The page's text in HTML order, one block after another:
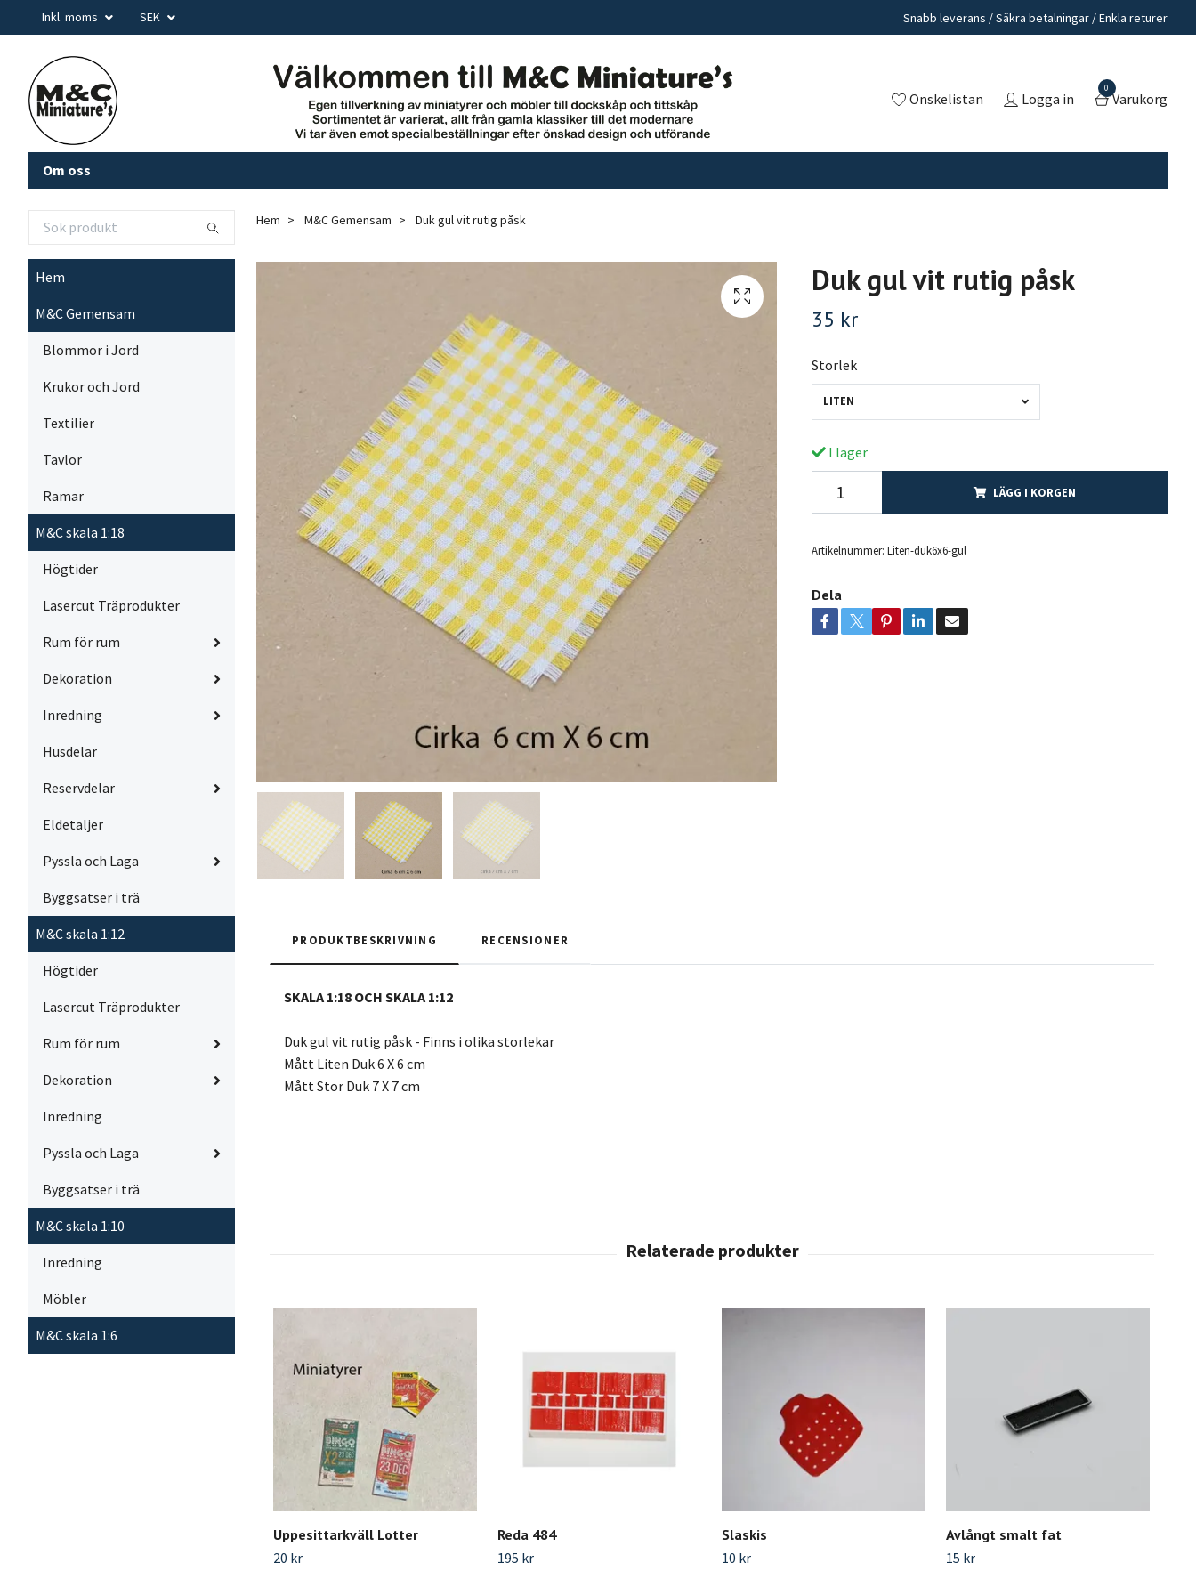
Inkl. moms SEK Snabb leverans / Säkra betalningar / Enkla returer
Önskelistan Logga in
0
Varukorg
Om oss
Hem
M&C Gemensam
Blommor i Jord
Krukor och Jord
Textilier
Tavlor
Ramar
M&C skala 1:18
Högtider
Lasercut Träprodukter
Rum för rum
Dekoration
Inredning
Husdelar
Reservdelar
Eldetaljer
Pyssla och Laga
Byggsatser i trä
M&C skala 1:12
Högtider
Lasercut Träprodukter
Rum för rum
Dekoration
Inredning
Pyssla och Laga
Byggsatser i trä
M&C skala 1:10
Inredning
Möbler
M&C skala 1:6
Hem M&C Gemensam Duk gul vit rutig påsk
Duk gul vit rutig påsk
35 kr
Storlek
LITEN
I lager
LÄGG I KORGEN
Artikelnummer: Liten-duk6x6-gul
Dela
PRODUKTBESKRIVNING RECENSIONER
SKALA 1:18 OCH SKALA 1:12
Duk gul vit rutig påsk - Finns i olika storlekar
Mått Liten Duk 6 X 6 cm
Mått Stor Duk 7 X 7 cm
Uppesittarkväll Lotter
20 kr
Reda 484
195 kr
Slaskis
10 kr
Avlångt smalt fat
15 kr